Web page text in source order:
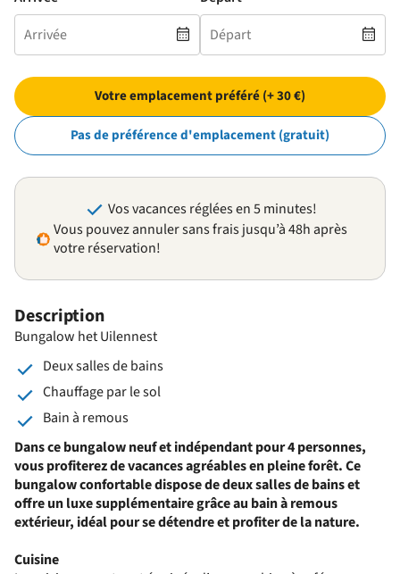
Description
Bungalow het Uilennest
Deux salles de bains
Chauffage par le sol
Bain à remous
Dans ce bungalow neuf et indépendant pour 4 personnes,
vous profiterez de vacances agréables en pleine forêt. Ce
bungalow confortable dispose de deux salles de bains et
offre un luxe supplémentaire grâce au bain à remous
extérieur, idéal pour se détendre et profiter de la nature.
Cuisine
Votre emplacement préféré (+ 30 €)
Pas de préférence d'emplacement (gratuit)
Vos vacances réglées en 5 minutes!
Vous pouvez annuler sans frais jusqu’à 48h après
votre réservation!